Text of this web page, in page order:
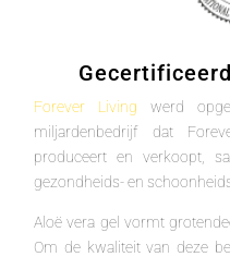
Forever Living werd
miljardenbedrijf dat
produceert en verkoopt,
gezondheids- en
Aloë vera gel vormt
Om de kwaliteit van deze